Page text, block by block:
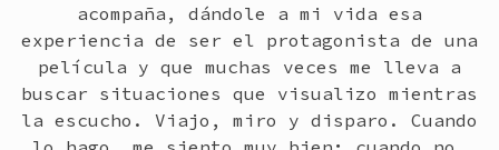
acompaña, dándole a mi vida esa
experiencia de ser el protagonista de una
película y que muchas veces me lleva a
buscar situaciones que visualizo mientras
la escucho. Viajo, miro y disparo. Cuando